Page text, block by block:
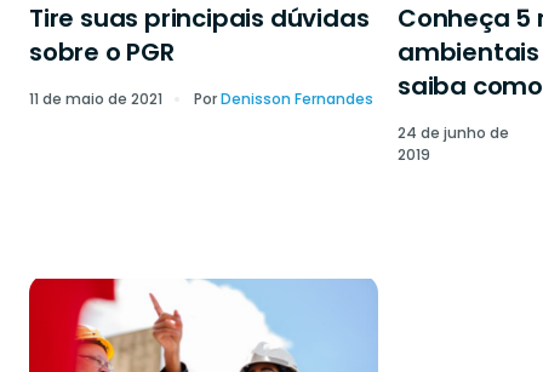
Tire suas principais dúvidas
sobre o PGR
11 de maio de 2021 PorDenisson Fernandes
Conheça 5
saiba
24 de junho de
2019